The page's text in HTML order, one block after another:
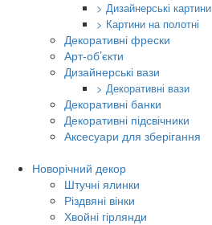
> Дизайнерські картини
> Картини на полотні
Декоративні фрески
Арт-об’єкти
Дизайнерські вази
> Декоративні вази
Декоративні банки
Декоративні підсвічники
Аксесуари для зберігання
Новорічний декор
Штучні ялинки
Різдвяні вінки
Хвойні гірлянди